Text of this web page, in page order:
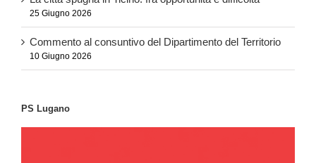
25 Giugno 2026
Commento al consuntivo del Dipartimento del Territorio
10 Giugno 2026
PS Lugano